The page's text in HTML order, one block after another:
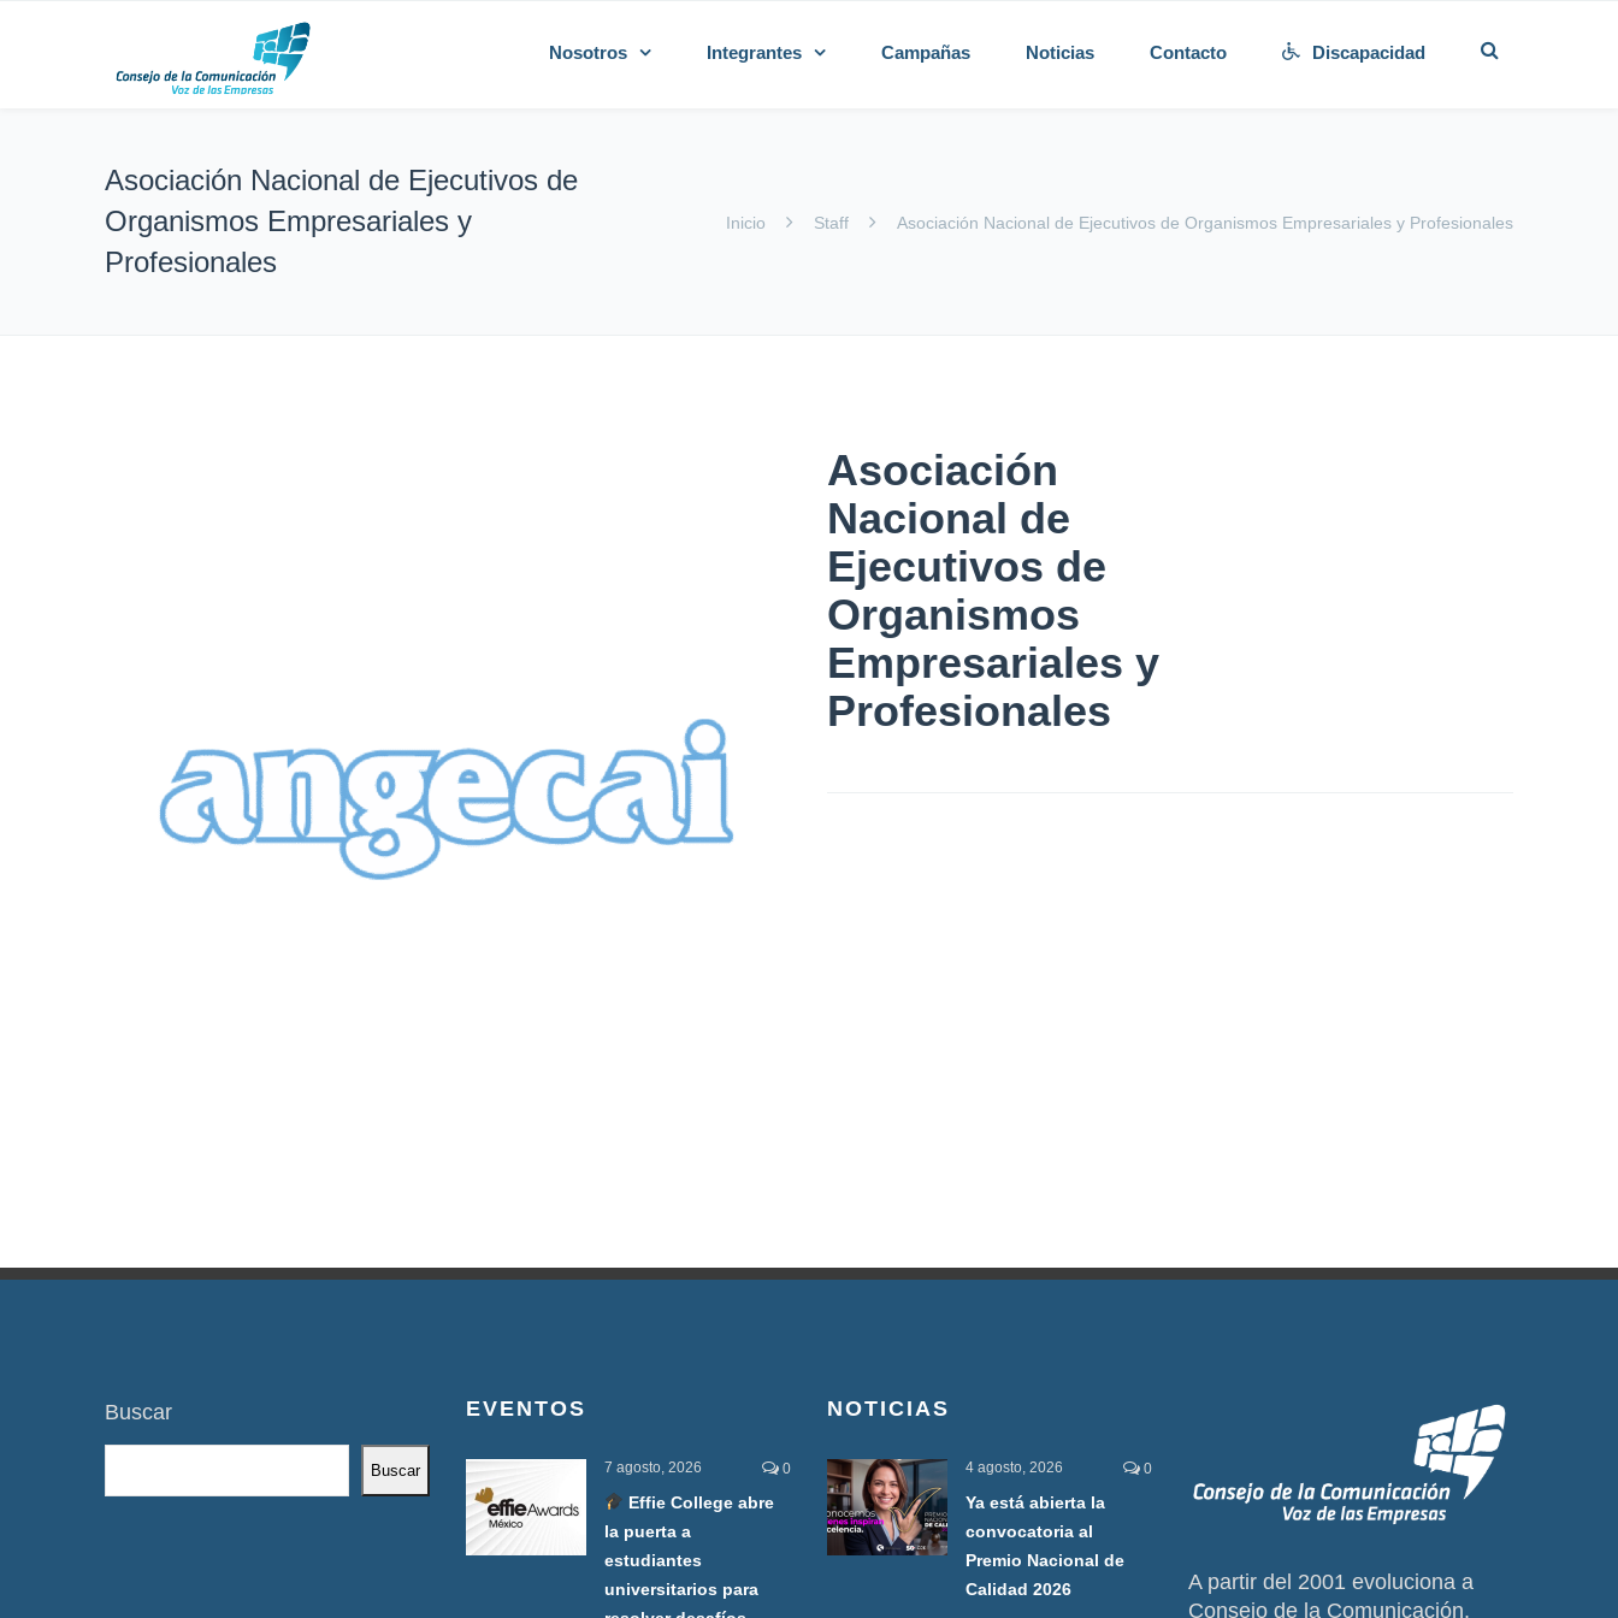
Nosotros Integrantes Campañas Noticias Contacto Discapacidad
Asociación Nacional de Ejecutivos de
Organismos Empresariales y
Profesionales
Inicio Staff Asociación Nacional de Ejecutivos de Organismos Empresariales y Profesionales
Asociación
Nacional de
Ejecutivos de
Organismos
Empresariales y
Profesionales
Buscar
Buscar
EVENTOS
7 agosto, 2026 0
Effie College abre
la puerta a
estudiantes
universitarios para
NOTICIAS
4 agosto, 2026 0
Ya está abierta la
convocatoria al
Premio Nacional de
Calidad 2026
A partir del 2001 evoluciona a
Consejo de la Comunicación,